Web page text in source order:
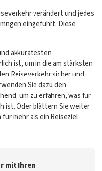
verändert und jedes
eingeführt. Diese
akkuratesten
ist, um in die am stärksten
Reiseverkehr sicher und
Sie dazu den
um zu erfahren, was für
ist. Oder blättern Sie weiter
mehr als ein Reiseziel
mit Ihren